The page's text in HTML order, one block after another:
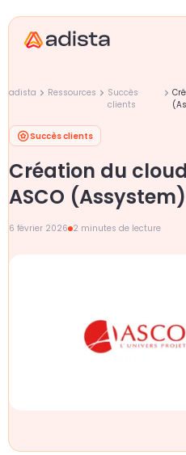
adista Ressources
Succès
clients
Succès clients
Création du
ASCO (Assystem)
6 février 2026 2 minutes de lecture